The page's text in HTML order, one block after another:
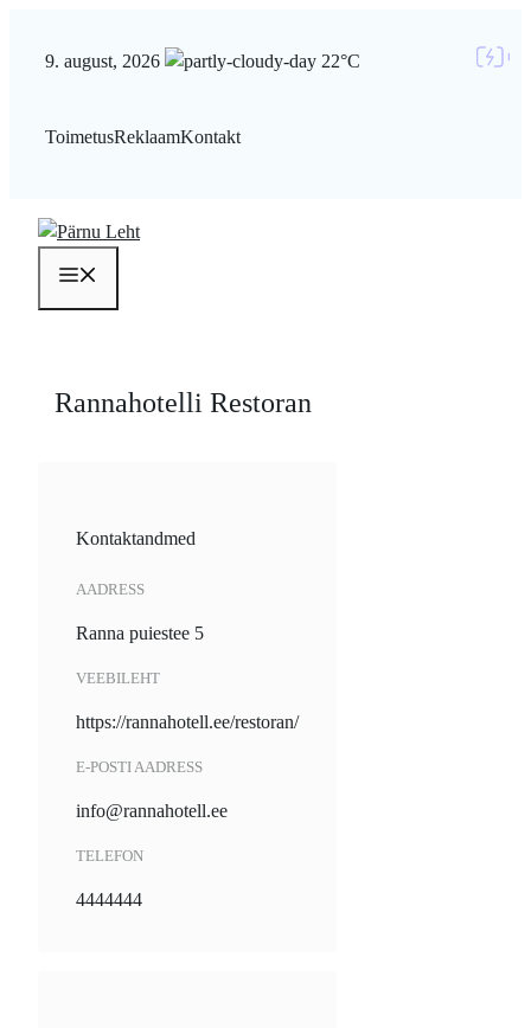
9. august, 2026 22°C
ToimetusReklaamKontakt
Rannahotelli Restoran
Kontaktandmed
AADRESS
Ranna puiestee 5
VEEBILEHT
https://rannahotell.ee/restoran/
E-POSTI AADRESS
info@rannahotell.ee
TELEFON
4444444